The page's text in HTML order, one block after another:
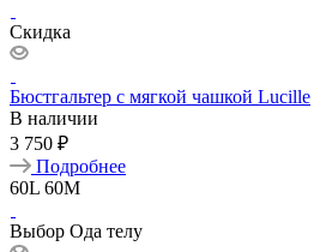
Скидка
Бюстгальтер с мягкой чашкой Lucille
В наличии
3 750 ₽
Подробнее
60L 60M
Выбор Ода телу